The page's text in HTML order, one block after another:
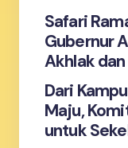
Your Comment *
Save my
next time I
Safari
Gubernur
Akhlak
Dari
Maju,
untuk